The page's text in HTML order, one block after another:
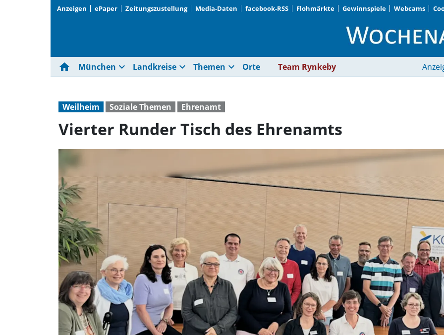
Anzeigen ePaper Zeitungszustellung Media-Daten facebook-RSS Flohmärkte Gewinnspiele Webcams
Vierter Runder Tisch
home München expand_more Landkreise expand_more Themen expand_more Orte Team Rynkeby
Weilheim Soziale Themen Ehrenamt
Vierter Runder Tisch des Ehrenamts